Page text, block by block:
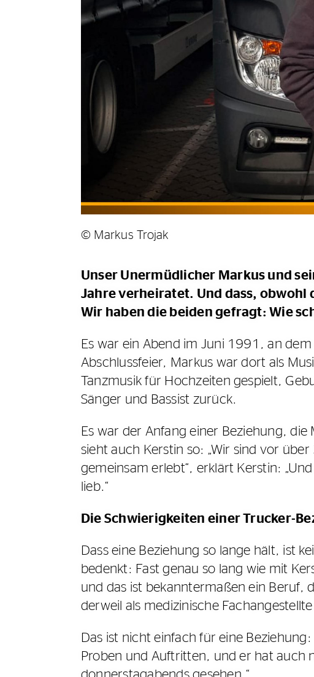
© Markus Trojak
Unser Unermüdlicher Markus und
Jahre verheiratet. Und dass, obwohl
Wir haben die beiden gefragt: Wie
Es war ein Abend im Juni 1991, an
Abschlussfeier, Markus war dort als
Tanzmusik für Hochzeiten gespielt,
Sänger und Bassist zurück.
Es war der Anfang einer Beziehung, die
sieht auch Kerstin so: „Wir sind vor
gemeinsam erlebt“, erklärt Kerstin:
lieb.“
Die Schwierigkeiten einer Trucker-
Dass eine Beziehung so lange hält, ist
bedenkt: Fast genau so lang wie mit
und das ist bekanntermaßen ein Beruf,
derweil als medizinische
Das ist nicht einfach für eine
Proben und Auftritten, und er hat auch